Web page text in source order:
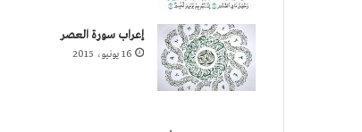
إعراب سورة العصر
16 يونيو، 2015